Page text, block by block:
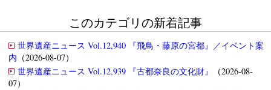
このカテゴリの新着記事
世界遺産ニュース Vol.12,940 『飛鳥・藤原の宮都』／イベント案
内 （2026-08-07）
世界遺産ニュース Vol.12,939 『古都奈良の文化財』
（2026-08-
07）